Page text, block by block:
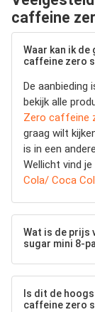
caffeine
Waar kan ik
caffeine zero
De aanbieding
bekijk alle
Zero caffeine
graag wilt
is in een
Wellicht vind
Cola/ Coca
Wat is de prijs
sugar mini 8-
Is dit de
caffeine zero